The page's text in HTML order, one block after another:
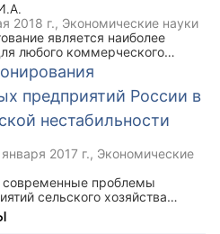
2018 г., Экономические науки
является наиболее
любого коммерческого
рисковой деятельностью,
вероятность не
рассмотрены понятие
А также
кредитоспособности
предприятий России в
нестабильности
2017 г., Экономические
современные проблемы
сельского хозяйства
экономической
показатели